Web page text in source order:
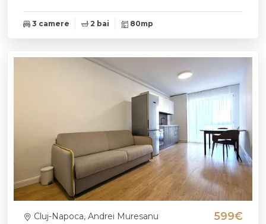
3 camere 2 bai 80mp
Cluj-Napoca, Andrei Muresanu 599€